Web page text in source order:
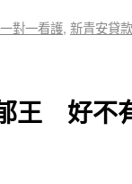
對一看護, 新青安貸
王 好不